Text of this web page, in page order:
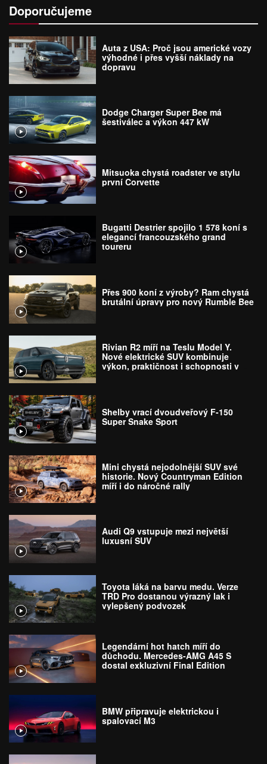
Doporučujeme
Auta z USA: Proč jsou americké vozy
výhodné i přes vyšší náklady na
dopravu
Dodge Charger Super Bee má
šestiválec a výkon 447 kW
Mitsuoka chystá roadster ve stylu
první Corvette
Bugatti Destrier spojilo 1 578 koní s
elegancí francouzského grand
toureru
Přes 900 koní z výroby? Ram chystá
brutální úpravy pro nový Rumble Bee
Rivian R2 míří na Teslu Model Y.
Nové elektrické SUV kombinuje
výkon, praktičnost i schopnosti v
Shelby vrací dvoudveřový F-150
Super Snake Sport
Mini chystá nejodolnější SUV své
historie. Nový Countryman Edition
míří i do náročné rally
Audi Q9 vstupuje mezi největší
luxusní SUV
Toyota láká na barvu medu. Verze
TRD Pro dostanou výrazný lak i
vylepšený podvozek
Legendární hot hatch míří do
důchodu. Mercedes-AMG A45 S
dostal exkluzivní Final Edition
BMW připravuje elektrickou i
spalovací M3